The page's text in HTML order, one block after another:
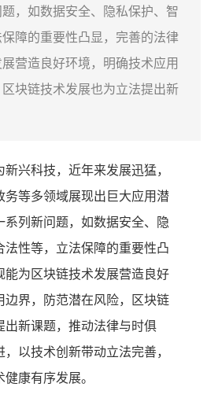
，如数据安全、隐私保护、智
障的重要性凸显，完善的法律
营造良好环境，明确技术应用
块链技术发展也为立法提出新
新兴科技，近年来发展迅猛，
务等多领域展现出巨大应用潜
系列新问题，如数据安全、隐
法性等，立法保障的重要性凸
能为区块链技术发展营造良好
边界，防范潜在风险，区块链
出新课题，推动法律与时俱
以技术创新带动立法完善，
康有序发展。